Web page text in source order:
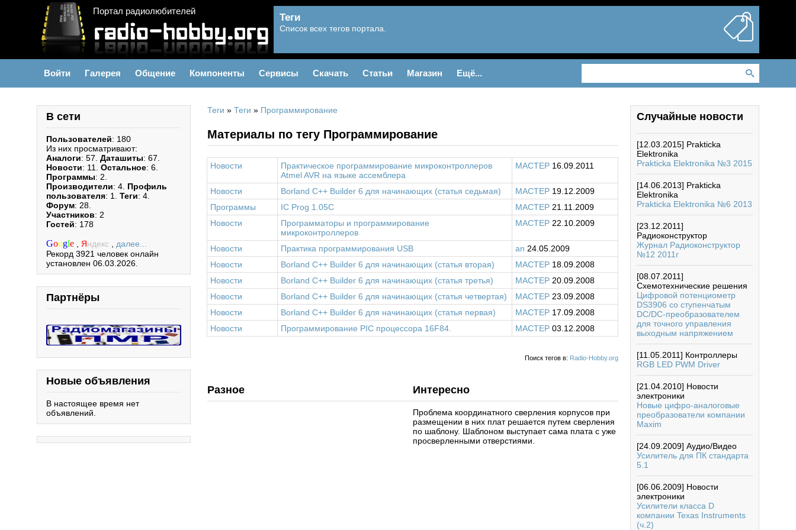
Портал радиолюбителей
Теги
Список всех тегов портала.
Войти Галерея Общение Компоненты Сервисы Скачать Статьи Магазин Ещё...
В сети
Пользователей: 180
Из них просматривают:
Аналоги: 57. Даташиты: 67.
Новости: 11. Остальное: 6.
Программы: 2.
Производители: 4. Профиль
пользователя: 1. Теги: 4.
Форум: 28.
Участников: 2
Гостей: 178
Google Яндекс
далее...
Рекорд 3921 человек онлайн
установлен 06.03.2026.
Партнёры
Новые объявления
В настоящее время нет
объявлений.
Теги » Теги » Программирование
Материалы по тегу Программирование
Новости
Практическое программирование микроконтроллеров
Atmel AVR на языке ассемблера
MACTEP 16.09.2011
Новости Borland C++ Builder 6 для начинающих (статья седьмая) MACTEP 19.12.2009
Программы
IC Prog 1.05C MACTEP 21.11.2009
Новости
Программаторы и программирование
микроконтроллеров
MACTEP 22.10.2009
Новости Практика программирования USB an 24.05.2009
Новости
Borland C++ Builder 6 для начинающих (статья вторая) MACTEP 18.09.2008
Новости
Borland C++ Builder 6 для начинающих (статья третья) MACTEP 20.09.2008
Новости
Borland C++ Builder 6 для начинающих (статья четвертая) MACTEP 23.09.2008
Новости
Borland C++ Builder 6 для начинающих (статья первая) MACTEP 17.09.2008
Новости
Программирование PIC процессора 16F84. MACTEP 03.12.2008
Поиск тегов в: Radio-Hobby.org
Разное Интересно
Проблема координатного сверления корпусов при
размещении в них плат решается путем сверления
по шаблону. Шаблоном выступает сама плата с уже
просверленными отверстиями.
Случайные новости
[12.03.2015] Prakticka
Elektronika
Prakticka Elektronika №3 2015
[14.06.2013] Prakticka
Elektronika
Prakticka Elektronika №6 2013
[23.12.2011]
Радиоконструктор
Журнал Радиоконструктор
№12 2011г
[08.07.2011]
Схемотехнические решения
Цифровой потенциометр
DS3906 со ступенчатым
DC/DC-преобразователем
для точного управления
выходным напряжением
[11.05.2011] Контроллеры
RGB LED PWM Driver
[21.04.2010] Новости
электроники
Новые цифро-аналоговые
преобразователи компании
Maxim
[24.09.2009] Аудио/Видео
Усилитель для ПК стандарта
5.1
[06.06.2009] Новости
электроники
Усилители класса D
компании Texas Instruments
(ч.2)